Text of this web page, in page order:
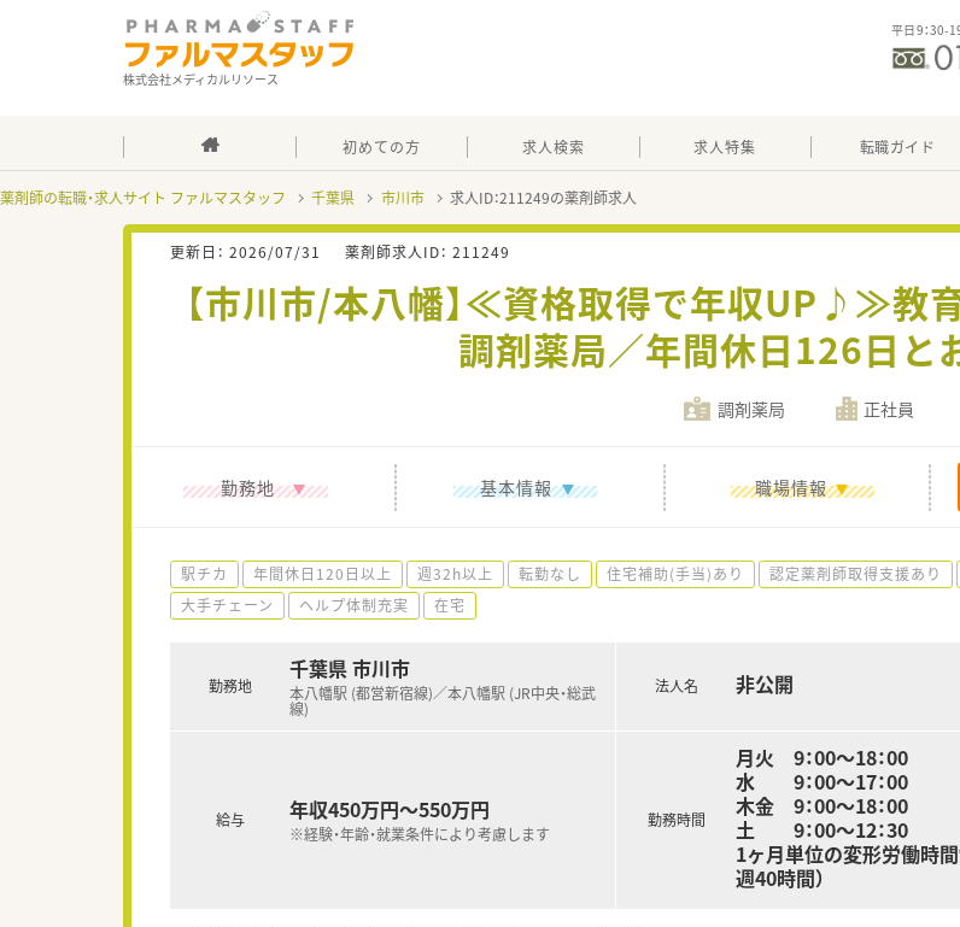
株式会社メディカルリソース
平日9：30-
初めての方 求人検索 求人特集 転職ガイド
薬剤師の転職・求人サイト ファルマスタッフ 千葉県 市川市 求人ID：211249の薬剤師求人
更新日： 2026/07/31 薬剤師求人ID： 211249
【市川市/本八幡】≪資格取得で年収UP♪≫教
調剤薬局／年間休日126日
調剤薬局 正社員
勤務地 基本情報 職場情報
駅チカ 年間休日120日以上 週32h以上 転勤なし 住宅補助(手当)あり 認定薬剤師取得支援あり
大手チェーン
ヘルプ体制充実 在宅
勤務地
千葉県 市川市
本八幡駅 (都営新宿線)／本八幡駅 (JR中央・総武
線)
給与 年収450万円～550万円
※経験・年齢・就業条件により考慮します
法人名 非公開
勤務時間
月火 9：00〜18：00
水 9：00〜17：00
木金 9：00〜18：00
土 9：00〜12：30
1ヶ月単位の変形労働時間
週40時間）